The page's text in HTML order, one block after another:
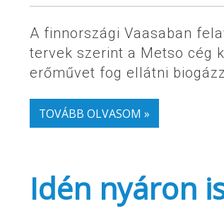
A finnországi Vaasaban
tervek szerint a Metso cég
erőművet fog ellátni
TOVÁBB OLVASOM »
Idén nyáron